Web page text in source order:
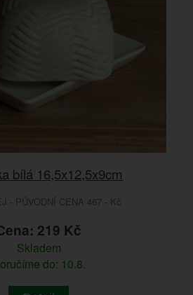
bílá 16,5x12,5x9cm
- PŮVODNÍ CENA 467.- Kč
219 Kč
Skladem
do: 10.8.